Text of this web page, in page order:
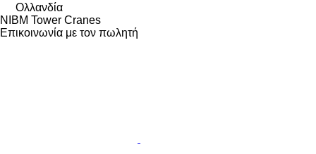
Ολλανδία
NIBM Tower Cranes
Επικοινωνία με τον πωλητή